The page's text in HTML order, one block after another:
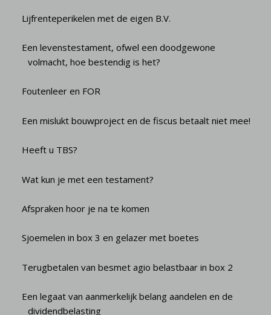
Lijfrenteperikelen met de eigen B.V.
Een levenstestament, ofwel een doodgewone
volmacht, hoe bestendig is het?
Foutenleer en FOR
Een mislukt bouwproject en de fiscus betaalt niet mee!
Heeft u TBS?
Wat kun je met een testament?
Afspraken hoor je na te komen
Sjoemelen in box 3 en gelazer met boetes
Terugbetalen van besmet agio belastbaar in box 2
Een legaat van aanmerkelijk belang aandelen en de
dividendbelasting